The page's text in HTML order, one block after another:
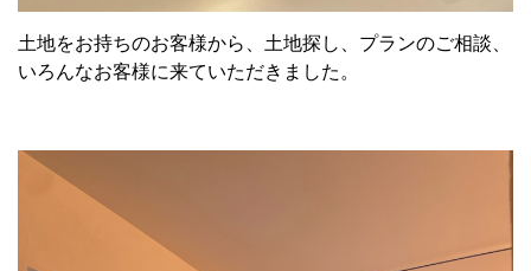
土地をお持ちのお客様から、土地探し、プランのご相談、
いろんなお客様に来ていただきました。